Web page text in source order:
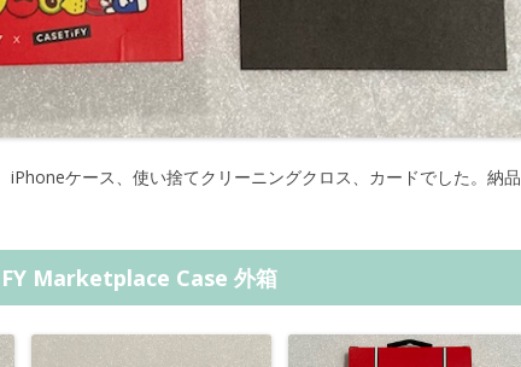
iPhoneケース、使い捨てクリーニングクロス、カードでした。納品
Marketplace Case 外箱